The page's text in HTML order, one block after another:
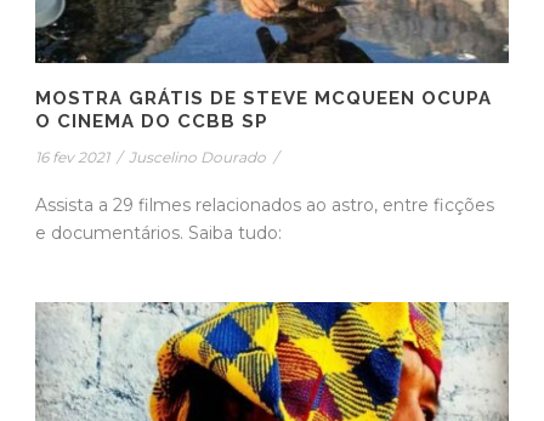
MOSTRA GRÁTIS DE STEVE MCQUEEN OCUPA
O CINEMA DO CCBB SP
16 fev 2021 / Juscelino Dourado /
Assista a 29 filmes relacionados ao astro, entre ficções
e documentários. Saiba tudo: